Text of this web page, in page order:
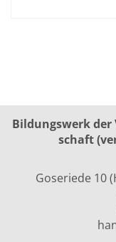
Bildungswerk
schaft
Goseriede 10